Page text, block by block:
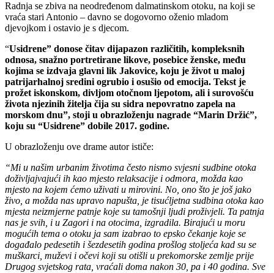
Radnja se zbiva na neodređenom dalmatinskom otoku, na koji se
vraća stari Antonio – davno se dogovorno oženio mladom
djevojkom i ostavio je s djecom.
“Usidrene” donose čitav dijapazon različitih, kompleksnih
odnosa, snažno portretirane likove, posebice ženske, među
kojima se izdvaja glavni lik Jakovice, koju je život u maloj
patrijarhalnoj sredini ogrubio i osušio od emocija. Tekst je
prožet iskonskom, divljom otočnom ljepotom, ali i surovošću
života njezinih žitelja čija su sidra nepovratno zapela na
morskom dnu”, stoji u obrazloženju nagrade “Marin Držić”,
koju su “Usidrene” dobile 2017. godine.
U obrazloženju ove drame autor ističe:
“Mi u našim urbanim životima često nismo svjesni sudbine otoka
doživljajvajući ih kao mjesto relaksacije i odmora, možda kao
mjesto na kojem ćemo uživati u mirovini. No, ono što je još jako
živo, a možda nas upravo napušta, je tisućljetna sudbina otoka kao
mjesta neizmjerne patnje koje su tamošnji ljudi proživjeli. Ta patnja
nas je svih, i u Zagori i na otocima, izgradila. Birajući u moru
mogućih tema o otoku ja sam izabrao to epsko čekanje koje se
događalo pedesetih i šezdesetih godina prošlog stoljeća kad su se
muškarci, muževi i očevi koji su otišli u prekomorske zemlje prije
Drugog svjetskog rata, vraćali doma nakon 30, pa i 40 godina. Sve